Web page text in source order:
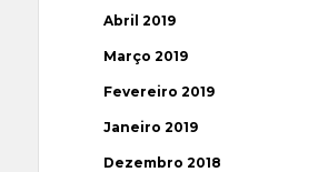
Abril 2019
Março 2019
Fevereiro 2019
Janeiro 2019
Dezembro 2018